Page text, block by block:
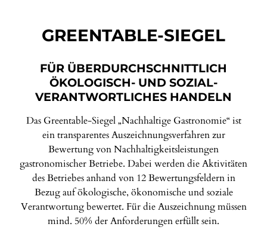
GREENTABLE-SIEGEL
FÜR ÜBERDURCHSCHNITTLICH
ÖKOLOGISCH- UND SOZIAL-
VERANTWORTLICHES HANDELN
Das Greentable-Siegel „Nachhaltige Gastronomie“ ist
ein transparentes Auszeichnungsverfahren zur
Bewertung von Nachhaltigkeitsleistungen
gastronomischer Betriebe. Dabei werden die Aktivitäten
des Betriebes anhand von 12 Bewertungsfeldern in
Bezug auf ökologische, ökonomische und soziale
Verantwortung bewertet. Für die Auszeichnung müssen
mind. 50% der Anforderungen erfüllt sein.